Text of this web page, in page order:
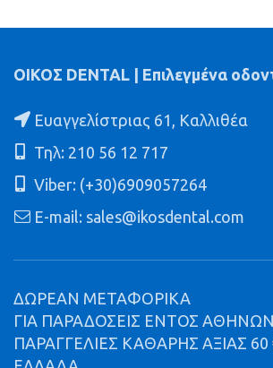
ΟΙΚΟΣ DENTAL | Επιλεγμένα
Ευαγγελίστριας 61, Καλλιθέα
Τηλ: 210 56 12 717
Viber: (+30)6909057264
E-mail: sales@ikosdental.com
ΔΩΡΕΑΝ ΜΕΤΑΦΟΡΙΚΑ
ΓΙΑ ΠΑΡΑΔΟΣΕΙΣ ΕΝΤΟΣ ΑΘΗΝΩΝ
ΠΑΡΑΓΓΕΛΙΕΣ ΚΑΘΑΡΗΣ ΑΞΙΑΣ